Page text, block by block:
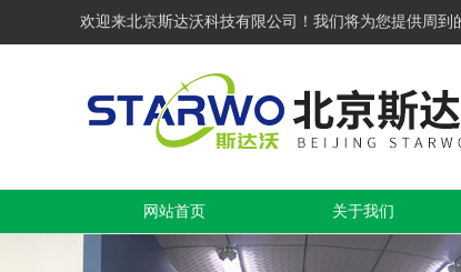
欢迎来北京斯达沃科技有限公司！我们将为您提供周到
网站首页 关于我们